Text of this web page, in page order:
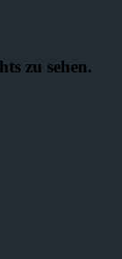
zu sehen.